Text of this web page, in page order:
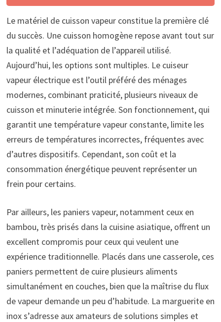
Le matériel de cuisson vapeur constitue la première clé
du succès. Une cuisson homogène repose avant tout sur
la qualité et l’adéquation de l’appareil utilisé.
Aujourd’hui, les options sont multiples. Le cuiseur
vapeur électrique est l’outil préféré des ménages
modernes, combinant praticité, plusieurs niveaux de
cuisson et minuterie intégrée. Son fonctionnement, qui
garantit une température vapeur constante, limite les
erreurs de températures incorrectes, fréquentes avec
d’autres dispositifs. Cependant, son coût et la
consommation énergétique peuvent représenter un
frein pour certains.
Par ailleurs, les paniers vapeur, notamment ceux en
bambou, très prisés dans la cuisine asiatique, offrent un
excellent compromis pour ceux qui veulent une
expérience traditionnelle. Placés dans une casserole, ces
paniers permettent de cuire plusieurs aliments
simultanément en couches, bien que la maîtrise du flux
de vapeur demande un peu d’habitude. La marguerite en
inox s’adresse aux amateurs de solutions simples et